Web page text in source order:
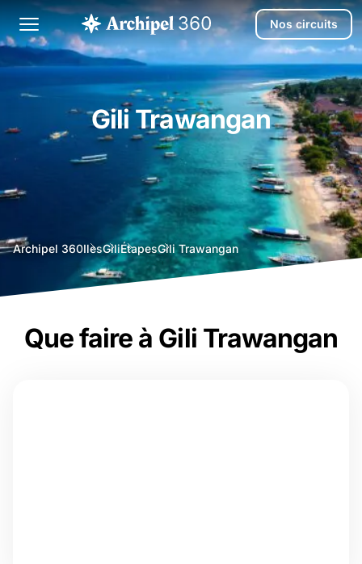
Nos circuits
Gili Trawangan
Archipel 360agence
voyage
bali
IlesGiliÉtapesGili Trawangan
Que faire à Gili Trawangan